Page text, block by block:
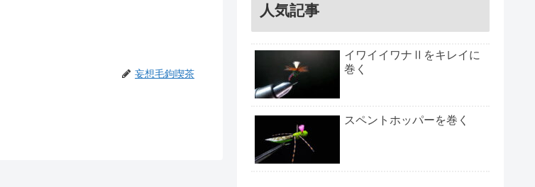
妄想毛鉤喫茶
人気記事
イワイイワナⅡをキレイに
巻く
スペントホッパーを巻く